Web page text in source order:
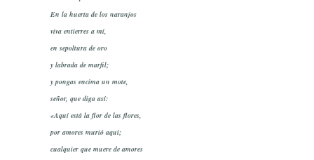
En la huerta de los naranjos
viva entierres a mí,
en sepoltura de oro
y labrada de marfil;
y pongas encima un mote,
señor, que diga así:
«Aquí está la flor de las flores,
por amores murió aquí;
cualquier que muere de amores